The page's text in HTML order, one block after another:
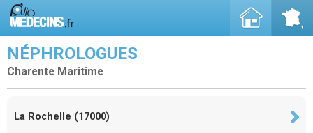
NÉPHROLOGUES
Charente Maritime
La Rochelle (17000)